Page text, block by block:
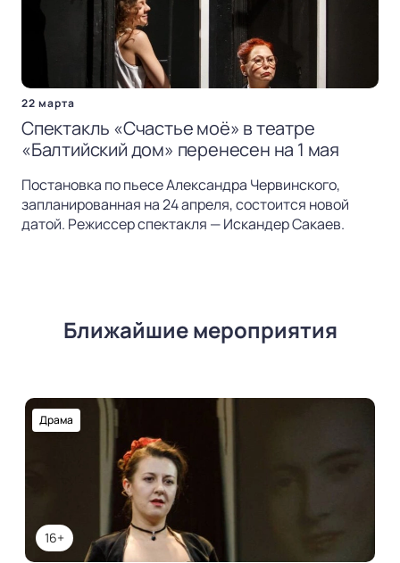
22 марта
Спектакль «Счастье моё» в театре
«Балтийский дом» перенесен на 1 мая
Постановка по пьесе Александра Червинского,
запланированная на 24 апреля, состоится новой
датой. Режиссер спектакля — Искандер Сакаев.
Ближайшие мероприятия
16+
Драма